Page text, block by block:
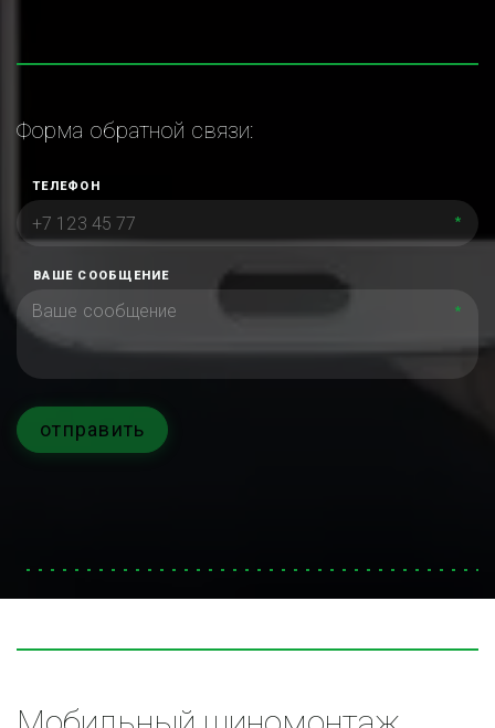
Форма обратной связи:
ТЕЛЕФОН
*
ВАШЕ СООБЩЕНИЕ
*
отправить